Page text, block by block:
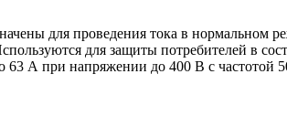
для проведения тока в нормальном
для защиты потребителей в
63 А при напряжении до 400 В с частотой